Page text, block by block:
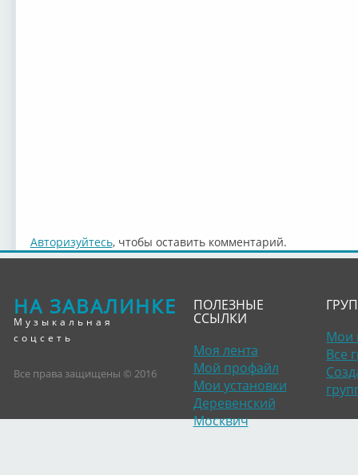
Авторизуйтесь, чтобы оставить комментарий.
НА ЗАВАЛИНКЕ
Музыкальная
соцсеть
Все права защищены © 2016
ПОЛЕЗНЫЕ
ССЫЛКИ
Моя лента
Мой профайл
Мои установки
Деревенский
Москвич
Мои
Все